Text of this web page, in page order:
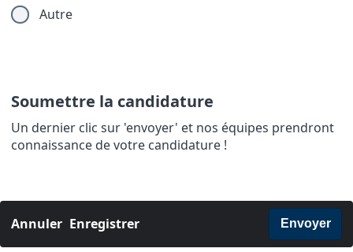
Autre
Soumettre la candidature
Un dernier clic sur 'envoyer' et nos équipes prendront
connaissance de votre candidature !
Annuler Enregistrer Envoyer